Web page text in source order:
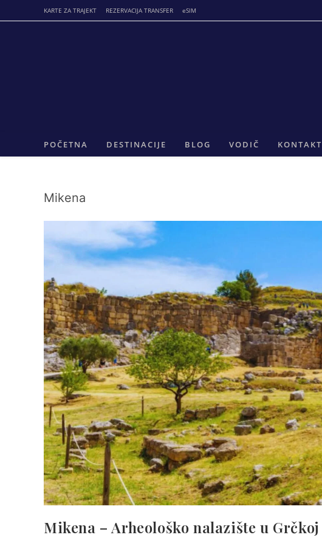
to
KARTE ZA TRAJEKT REZERVACIJA TRANSFER eSIM
POČETNA DESTINACIJE BLOG VODIČ KONTAKT
Mikena
Mikena – Arheološko nalazište u Grčkoj